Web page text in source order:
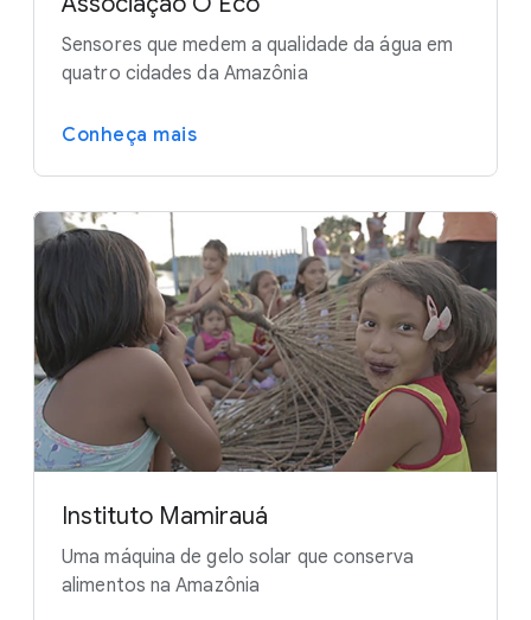
Sensores que medem a qualidade da água em
quatro cidades da Amazônia
Conheça mais
Instituto Mamirauá
Uma máquina de gelo solar que conserva
alimentos na Amazônia